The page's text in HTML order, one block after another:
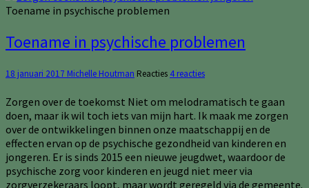
Toename in psychische problemen
Toename in psychische problemen
18 januari 2017 Michelle Houtman Reacties 4 reacties
Zorgen over de toekomst Niet om melodramatisch te gaan
doen, maar ik wil toch iets van mijn hart. Ik maak me zorgen
over de ontwikkelingen binnen onze maatschappij en de
effecten ervan op de psychische gezondheid van kinderen en
jongeren. Er is sinds 2015 een nieuwe jeugdwet, waardoor de
psychische zorg voor kinderen en jeugd niet meer via
zorgverzekeraars loopt, maar wordt geregeld via de gemeente.